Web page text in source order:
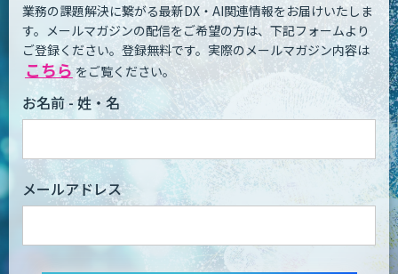
業務の課題解決に繋がる最新DX・AI関連情報をお届けいたしま
す。 メールマガジンの配信をご希望の方は、下記フォームより
ご登録ください。登録無料です。 実際のメールマガジン内容は
こちら をご覧ください。
お名前 - 姓・名
メールアドレス